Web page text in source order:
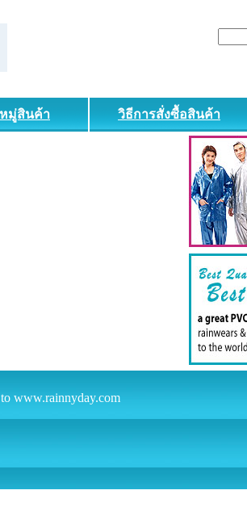
มู่สินค้า วิธีการสั่งซื้อสินค้า